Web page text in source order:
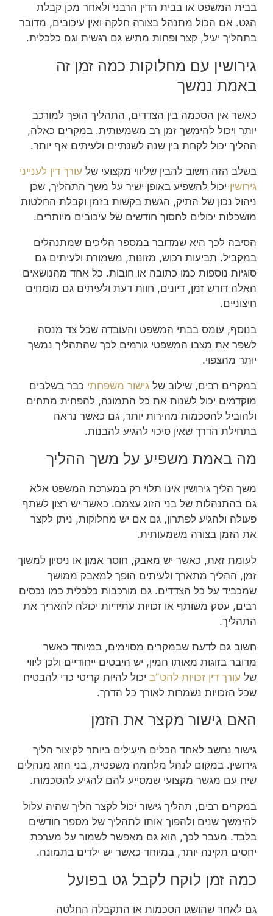
בבית המשפט או בבית הדין הרבני ולאחר מכן קבלת
הגט. אם הכול מתנהל בצורה חלקה ואין עיכובים, מדובר
בתהליך יעיל, קצר ופחות מתיש גם רגשית וגם כלכלית.
גירושין עם מחלוקות כמה זמן זה
באמת נמשך
כאשר אין הסכמה בין הצדדים, התהליך הופך למורכב
יותר ויכול להימשך זמן רב משמעותית. במקרים כאלה,
ההליך יכול לקחת בין שנה לשנתיים ולעיתים אף יותר.
בשלב הזה חשוב להבין שליווי מקצועי של עורך דין לענייני
גירושין יכול להשפיע באופן ישיר על משך התהליך, שכן
ניהול נכון של התיק, הגשת בקשות בזמן וקבלת החלטות
מושכלות יכולים לחסוך חודשים של עיכובים מיותרים.
הסיבה לכך היא שמדובר במספר הליכים שמתנהלים
במקביל. תביעות רכוש, מזונות, משמורת ולעיתים גם
סוגיות נוספות כמו כתובה או חובות. כל אחד מהנושאים
האלה דורש זמן, דיונים, חוות דעת ולעיתים גם מומחים
חיצוניים.
בנוסף, עומס בבתי המשפט והעובדה שכל צד מנסה
לשפר את מצבו המשפטי גורמים לכך שהתהליך נמשך
יותר מהצפוי.
במקרים רבים, שילוב של גישור משפחתי כבר בשלבים
מוקדמים יכול לשנות את כל התמונה, להפחית מתחים
ולהוביל להסכמות מהירות יותר, גם כאשר נראה
בתחילת הדרך שאין סיכוי להגיע להבנות.
מה באמת משפיע על משך ההליך
משך הליך גירושין אינו תלוי רק במערכת המשפט אלא
גם בהתנהלות של בני הזוג עצמם. כאשר יש רצון לשתף
פעולה ולהגיע לפתרון, גם אם יש מחלוקות, ניתן לקצר
את הזמן בצורה משמעותית.
לעומת זאת, כאשר יש מאבק, חוסר אמון או ניסיון למשוך
זמן, ההליך מתארך ולעיתים הופך למאבק ממושך
שמכביד על כל הצדדים. גם מורכבות כלכלית כמו נכסים
רבים, עסק משותף או זכויות עתידיות יכולה להאריך את
התהליך.
חשוב גם לדעת שבמקרים מסוימים, במיוחד כאשר
מדובר בזוגות מאותו המין, יש היבטים ייחודיים ולכן ליווי
של עורך דין זכויות להט”ב יכול להיות קריטי כדי להבטיח
שכל הזכויות נשמרות לאורך כל הדרך.
האם גישור מקצר את הזמן
גישור נחשב לאחד הכלים היעילים ביותר לקיצור הליך
גירושין. במקום לנהל מלחמה משפטית, בני הזוג מנהלים
שיח עם מגשר מקצועי שמסייע להם להגיע להסכמות.
במקרים רבים, תהליך גישור יכול לקצר הליך שהיה עלול
להימשך שנים ולהפוך אותו לתהליך של מספר חודשים
בלבד. מעבר לכך, הוא גם מאפשר לשמור על מערכת
יחסים תקינה יותר, במיוחד כאשר יש ילדים בתמונה.
כמה זמן לוקח לקבל גט בפועל
גם לאחר שהושגו הסכמות או התקבלה החלטה